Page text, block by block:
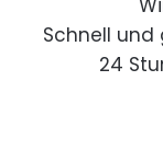
Schnell und
24